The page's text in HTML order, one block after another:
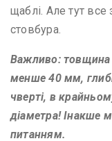
щаблі. Але тут все
стовбура.
Важливо: товщина
менше 40 мм,
чверті, в
діаметра! Інакше
питанням.